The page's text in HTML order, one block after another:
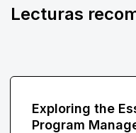
Lecturas
Exploring the
Program